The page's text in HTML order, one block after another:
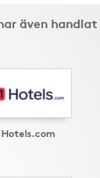
även handlat
Hotels.com